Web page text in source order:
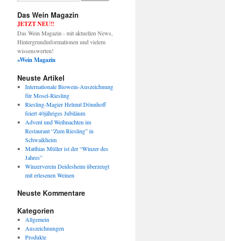
Das Wein Magazin
JETZT NEU!!
Das Wein Magazin - mit aktuellen News,
Hintergrundinformationen und vielem
wissenswerten!
»Wein Magazin
Neuste Artikel
Internationale Biowein-Auszeichnung
für Mosel-Riesling
Riesling-Magier Helmut Dönnhoff
feiert 40jähriges Jubiläum
Advent und Weihnachten im
Restaurant “Zum Riesling” in
Schwaikheim
Matthias Müller ist der “Winzer des
Jahres”
Winzerverein Deidesheim überzeugt
mit erlesenen Weinen
Neuste Kommentare
Kategorien
Allgemein
Auszeichnungen
Produkte